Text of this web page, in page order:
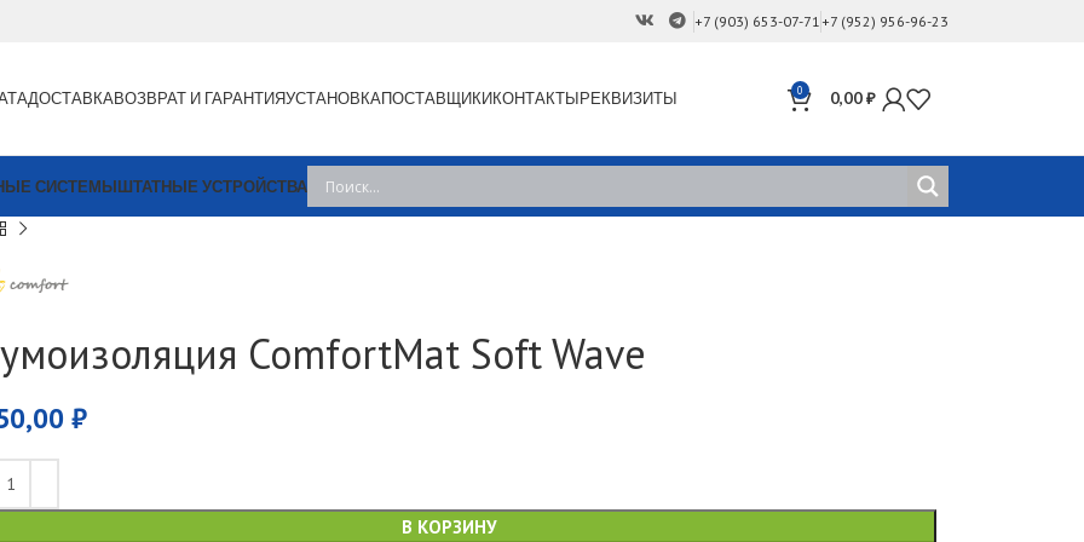
+7 (903) 653-07-71 +7 (952) 956-96-23
ДОСТАВКАВОЗВРАТ И ГАРАНТИЯУСТАНОВКАПОСТАВЩИКИКОНТАКТЫРЕКВИЗИТЫ 0 0,00₽
СИСТЕМЫШТАТНЫЕ УСТРОЙСТВА
ComfortMat Soft Wave
₽
В КОРЗИНУ